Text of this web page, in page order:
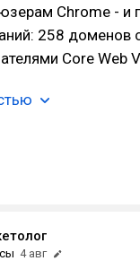
Chrome - и
258 доменов
Core Web
4 авг